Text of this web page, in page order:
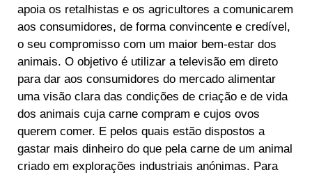
apoia os retalhistas e os agricultores a comunicarem
aos consumidores, de forma convincente e credível,
o seu compromisso com um maior bem-estar dos
animais. O objetivo é utilizar a televisão em direto
para dar aos consumidores do mercado alimentar
uma visão clara das condições de criação e de vida
dos animais cuja carne compram e cujos ovos
querem comer. E pelos quais estão dispostos a
gastar mais dinheiro do que pela carne de um animal
criado em explorações industriais anónimas. Para